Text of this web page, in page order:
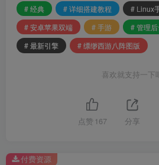
# 经典
# 详细搭建教程
# Linux
# 安卓苹果双端
# 手游 # 管理后
# 最新引擎
# 缥缈西游八阵图版
喜欢就支持一下
点赞 167 分享
付费资源